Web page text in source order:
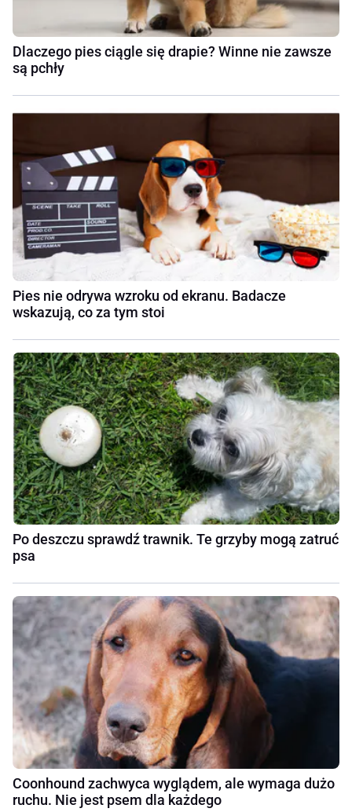
Dlaczego pies ciągle się drapie? Winne nie zawsze
są pchły
Pies nie odrywa wzroku od ekranu. Badacze
wskazują, co za tym stoi
Po deszczu sprawdź trawnik. Te grzyby mogą zatruć
psa
Coonhound zachwyca wyglądem, ale wymaga dużo
ruchu. Nie jest psem dla każdego